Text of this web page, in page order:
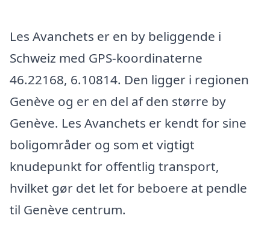
Les Avanchets er en by beliggende i
Schweiz med GPS-koordinaterne
46.22168, 6.10814. Den ligger i regionen
Genève og er en del af den større by
Genève. Les Avanchets er kendt for sine
boligområder og som et vigtigt
knudepunkt for offentlig transport,
hvilket gør det let for beboere at pendle
til Genève centrum.